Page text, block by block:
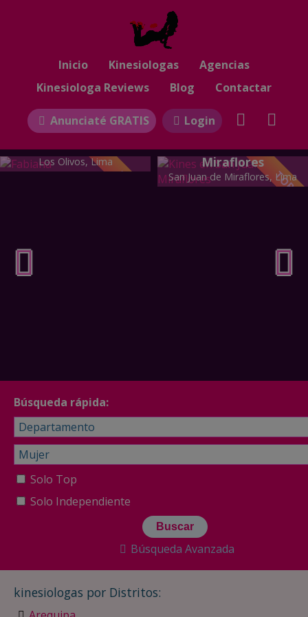
Inicio Kinesiologas
Agencias
Kinesiologa Reviews
Blog Contactar
Anunciaté GRATIS Login
Fabiana
Los Olivos, Lima
TOP
VERIFICADA
Kines en San Juan de
Miraflores
San Juan de Miraflores, Lima
kinesiologas por Distritos:
Búsqueda rápida:
Solo Top
Solo Independiente
Búsqueda Avanzada